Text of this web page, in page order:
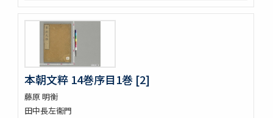
摩訶般若波羅蜜經 30巻 (存5巻)
六根清浄大祓 . 神道大意
ますかゝみ 17巻
建礼門院右京大夫家集 2巻
三國佛法傳通縁起 3巻
列子鬳齋口義 2巻
をみなへし 3巻
鴨長明方丈記之抄
本朝文粹 14巻序目1巻 [2]
藤原 明衡
田中長左衞門